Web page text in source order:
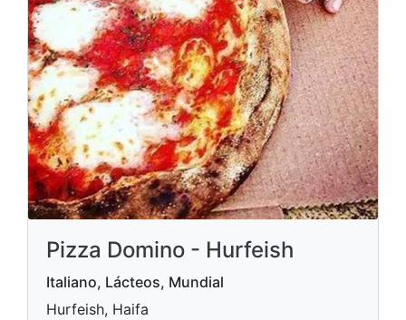
Pizza Domino - Hurfeish
Italiano, Lácteos, Mundial
Hurfeish, Haifa